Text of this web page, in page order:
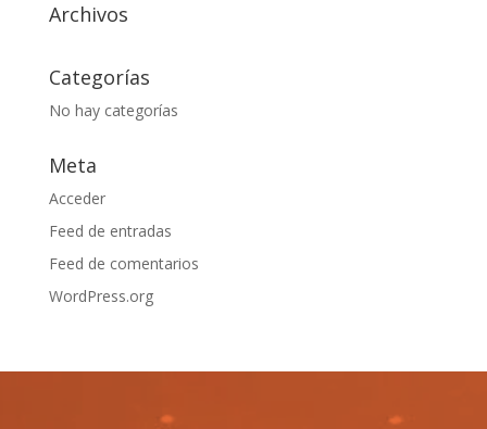
Archivos
Categorías
No hay categorías
Meta
Acceder
Feed de entradas
Feed de comentarios
WordPress.org